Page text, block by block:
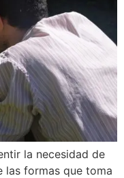
la necesidad de
las formas que toma